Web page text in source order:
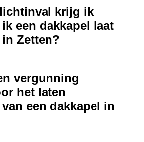
krijg ik
een dakkapel laat
Zetten?
vergunning
het laten
een dakkapel in